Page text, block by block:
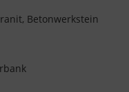
Betonwerkstein